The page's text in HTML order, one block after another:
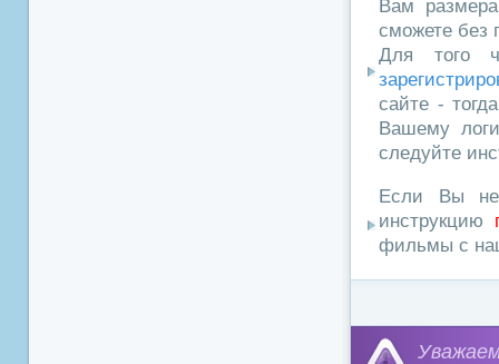
Вам
сможете без
Для того
сайте -
Вашему
следуйте
Если Вы не
инструкцию
фильмы с